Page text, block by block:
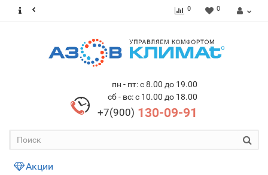
0 0
пн - пт: с 8.00 до 19.00
сб - вс: с 10.00 до 18.00
+7(900) 130-09-91
Акции